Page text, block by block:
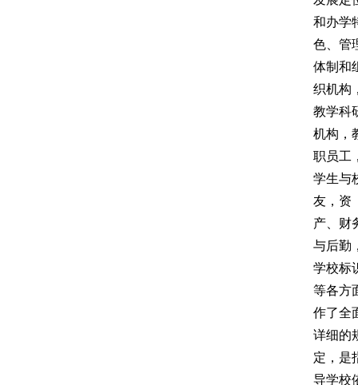
和办学
色、管
体制和
织机构，
教学科
机构，
职员工，
学生与
友，资
产、财
与后勤，
学校标
等各方
作了全
详细的
定，是
导学校